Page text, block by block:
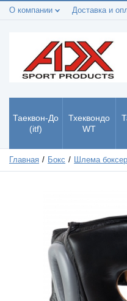
О компании Доставка и
Таеквон-До
(itf)
Тхеквондо
WT
Главная Бокс Шлема